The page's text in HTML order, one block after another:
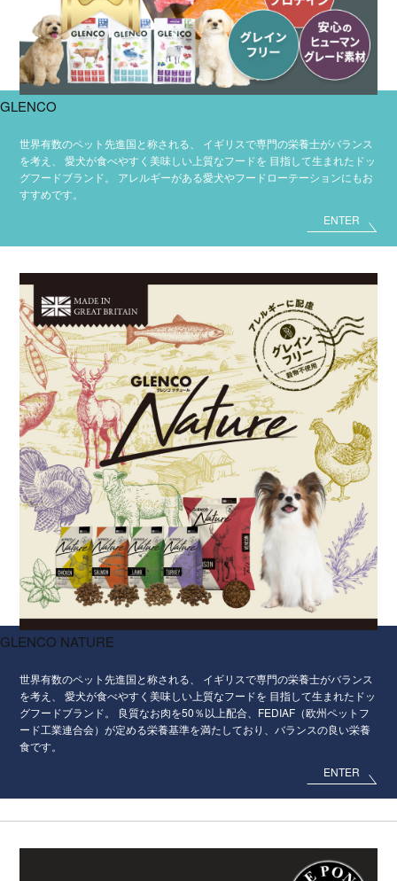
GLENCO
世界有数のペット先進国と称される、
イギリスで専門の栄養士がバランス
を考え、
愛犬が食べやすく美味しい上質なフードを 目指して生まれたドッ
グフードブランド。
アレルギーがある愛犬やフードローテーションにもお
すすめです。
ENTER
GLENCO NATURE
世界有数のペット先進国と称される、
イギリスで専門の栄養士がバランス
を考え、
愛犬が食べやすく美味しい上質なフードを 目指して生まれたドッ
グフードブランド。
良質なお肉を50％以上配合、FEDIAF（欧州ペットフ
ード工業連合会）が定める栄養基準を満たしており、バランスの良い栄養
食です。
ENTER